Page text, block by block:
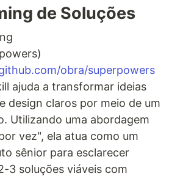
de Soluções
obra/superpowers
ajuda a transformar ideias
design claros por meio de um
Utilizando uma abordagem
vez", ela atua como um
sênior para esclarecer
3 soluções viáveis com